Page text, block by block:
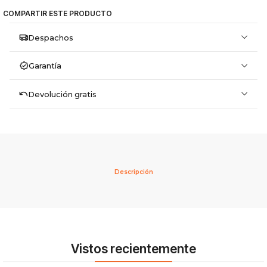
COMPARTIR ESTE PRODUCTO
Despachos
Garantía
Devolución gratis
Descripción
Vistos recientemente